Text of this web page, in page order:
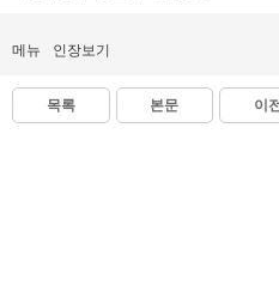
메뉴 인장보기
목록 본문 이